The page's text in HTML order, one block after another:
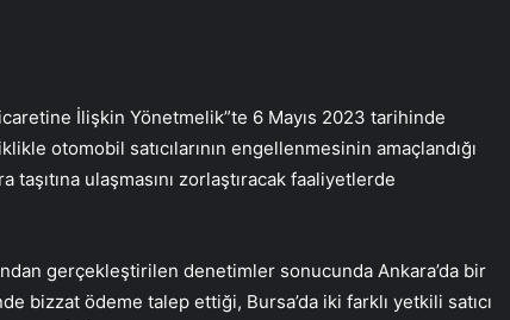
İlişkin Yönetmelik”te 6 Mayıs 2023 tarihinde
otomobil satıcılarının engellenmesinin amaçlandığı
ulaşmasını zorlaştıracak faaliyetlerde
gerçekleştirilen denetimler sonucunda Ankara’da bir
bizzat ödeme talep ettiği, Bursa’da iki farklı yetkili satıcı